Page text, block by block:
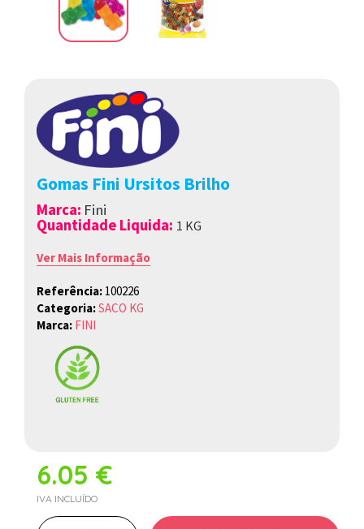
Gomas Fini Ursitos Brilho
Marca: Fini
Quantidade Liquida: 1 KG
Ver Mais Informação
Referência: 100226
Categoria:SACO KG
Marca: FINI
6.05 €
IVA INCLUÍDO